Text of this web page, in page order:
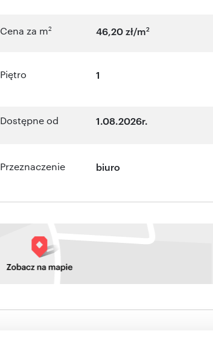
Cena za m2 46,20 zł/m2
Piętro 1
Dostępne od 1.08.2026r.
Przeznaczenie biuro